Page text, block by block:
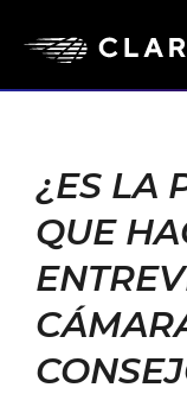
¿ES LA
QUE